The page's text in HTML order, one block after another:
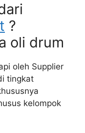
?
oli drum
oleh Supplier
tingkat
kelompok